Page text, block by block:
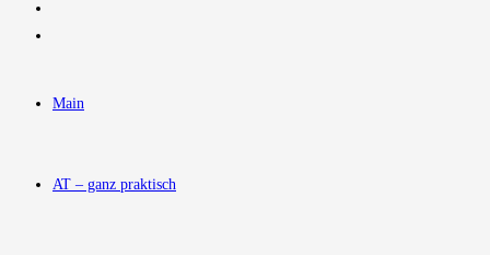
Main
AT – ganz praktisch